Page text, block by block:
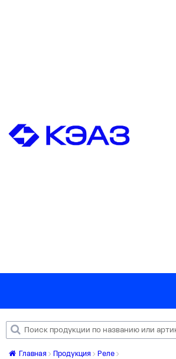
Главная Продукция
Реле